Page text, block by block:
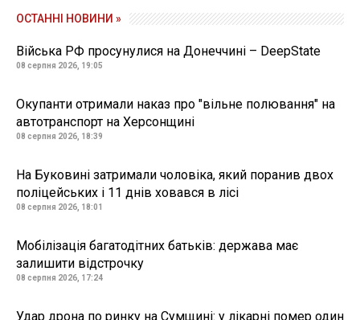
ОСТАННІ НОВИНИ »
Війська РФ просунулися на Донеччині – DeepState
08 серпня 2026, 19:05
Окупанти отримали наказ про "вільне полювання" на
автотранспорт на Херсонщині
08 серпня 2026, 18:39
На Буковині затримали чоловіка, який поранив двох
поліцейських і 11 днів ховався в лісі
08 серпня 2026, 18:01
Мобілізація багатодітних батьків: держава має
залишити відстрочку
08 серпня 2026, 17:24
Удар дрона по ринку на Сумщині: у лікарні помер один